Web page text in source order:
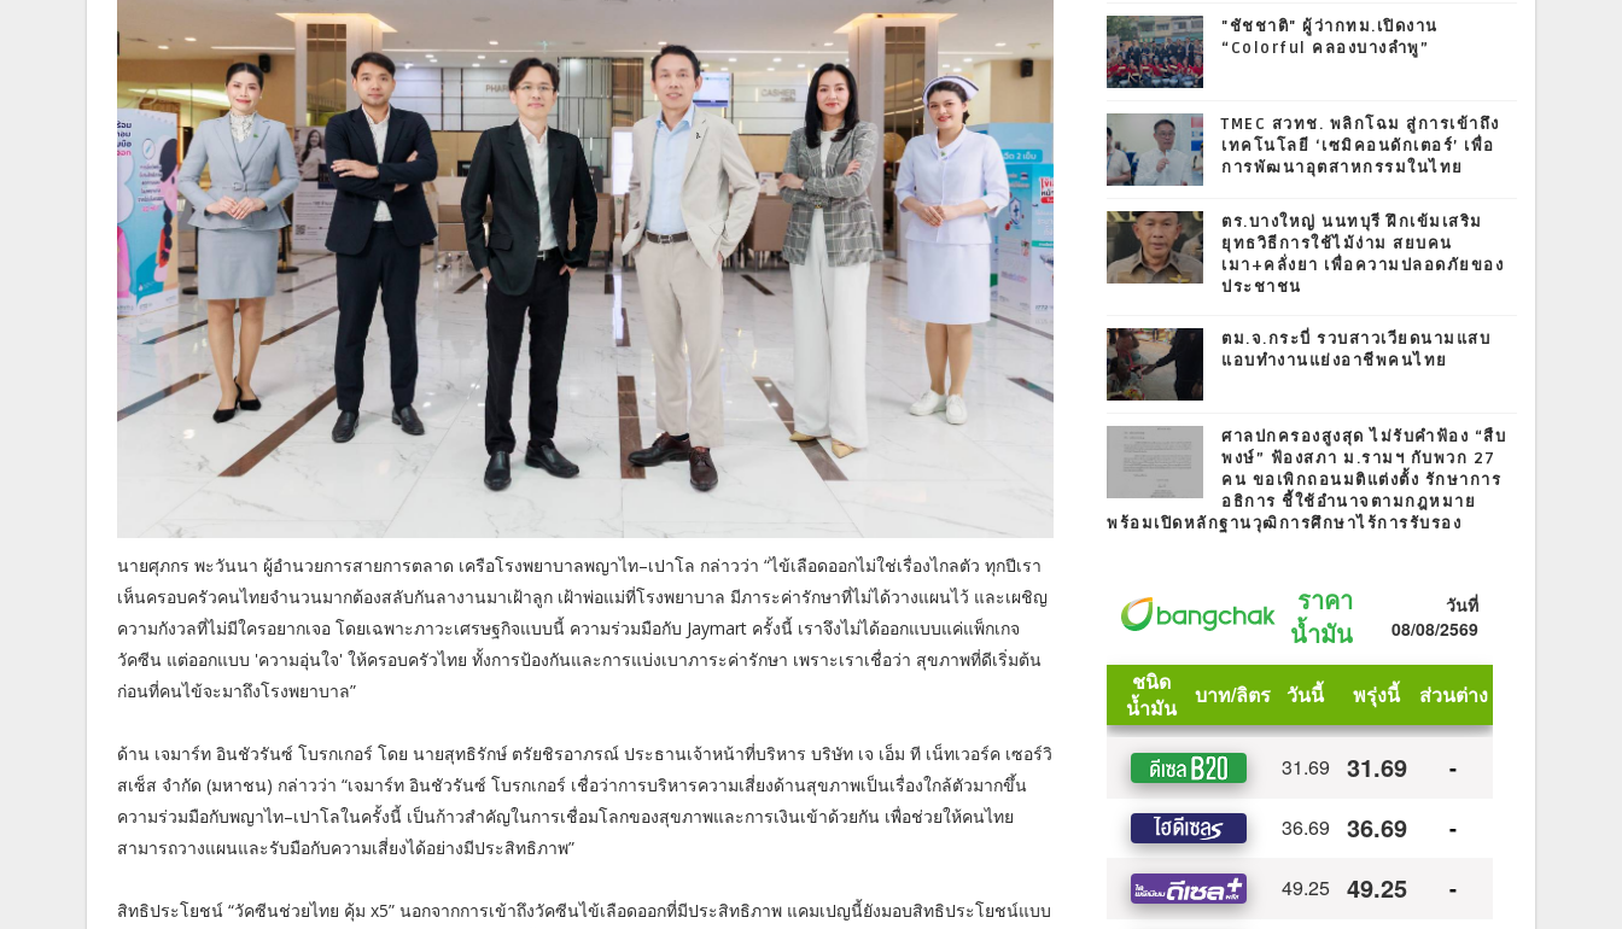
นายศุภกร พะวันนา ผู้อำนวยการสายการตลาด เครือโรงพยาบาลพญาไท–เปาโล กล่าวว่า “ไข้เลือดออกไม่ใช่เรื่องไกลตัว ทุกปีเรา
เห็นครอบครัวคนไทยจำนวนมากต้องสลับกันลางานมาเฝ้าลูก เฝ้าพ่อแม่ที่โรงพยาบาล มีภาระค่ารักษาที่ไม่ได้วางแผนไว้ และเผชิญ
ความกังวลที่ไม่มีใครอยากเจอ โดยเฉพาะภาวะเศรษฐกิจแบบนี้ ความร่วมมือกับ Jaymart ครั้งนี้ เราจึงไม่ได้ออกแบบแค่แพ็กเกจ
วัคซีน แต่ออกแบบ 'ความอุ่นใจ' ให้ครอบครัวไทย ทั้งการป้องกันและการแบ่งเบาภาระค่ารักษา เพราะเราเชื่อว่า สุขภาพที่ดีเริ่มต้น
ก่อนที่คนไข้จะมาถึงโรงพยาบาล”
ด้าน เจมาร์ท อินชัวรันซ์ โบรกเกอร์ โดย นายสุทธิรักษ์ ตรัยชิรอาภรณ์ ประธานเจ้าหน้าที่บริหาร บริษัท เจ เอ็ม ที เน็ทเวอร์ค เซอร์วิ
สเซ็ส จำกัด (มหาชน) กล่าวว่า “เจมาร์ท อินชัวรันซ์ โบรกเกอร์ เชื่อว่าการบริหารความเสี่ยงด้านสุขภาพเป็นเรื่องใกล้ตัวมากขึ้น
ความร่วมมือกับพญาไท–เปาโลในครั้งนี้ เป็นก้าวสำคัญในการเชื่อมโลกของสุขภาพและการเงินเข้าด้วยกัน เพื่อช่วยให้คนไทย
สามารถวางแผนและรับมือกับความเสี่ยงได้อย่างมีประสิทธิภาพ”
สิทธิประโยชน์ “วัคซีนช่วยไทย คุ้ม x5” นอกจากการเข้าถึงวัคซีนไข้เลือดออกที่มีประสิทธิภาพ แคมเปญนี้ยังมอบสิทธิประโยชน์แบบ
"ชัชชาติ" ผู้ว่ากทม.เปิดงาน
“Colorful คลองบางลำพู”
TMEC สวทช. พลิกโฉม สู่การเข้าถึง
เทคโนโลยี ‘เซมิคอนดักเตอร์’ เพื่อ
การพัฒนาอุตสาหกรรมในไทย
ตร.บางใหญ่ นนทบุรี ฝึกเข้มเสริม
ยุทธวิธีการใช้ไม้ง่าม สยบคน
เมา+คลั่งยา เพื่อความปลอดภัยของ
ประชาชน
ตม.จ.กระบี่ รวบสาวเวียดนามแสบ
แอบทำงานแย่งอาชีพคนไทย
ศาลปกครองสูงสุด ไม่รับคำฟ้อง “สืบ
พงษ์” ฟ้องสภา ม.รามฯ กับพวก 27
คน ขอเพิกถอนมติแต่งตั้ง รักษาการ
อธิการ ชี้ใช้อำนาจตามกฎหมาย
พร้อมเปิดหลักฐานวุฒิการศึกษาไร้การรับรอง